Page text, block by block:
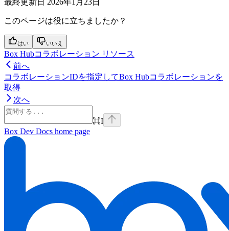
最終更新日 2026年1月23日
このページは役に立ちましたか？
はい いいえ
Box Hubコラボレーション リソース
前へ
コラボレーションIDを指定してBox Hubコラボレーションを
取得
次へ
⌘I
Box Dev Docs home page